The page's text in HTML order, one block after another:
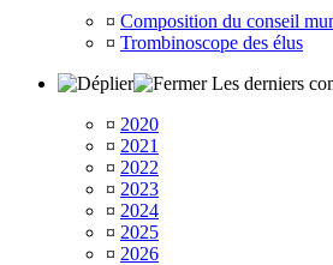
¤ Composition du conseil
¤ Trombinoscope des élus
Les derniers
¤ 2020
¤ 2021
¤ 2022
¤ 2023
¤ 2024
¤ 2025
¤ 2026